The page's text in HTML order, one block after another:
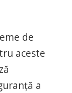
de
aceste
a